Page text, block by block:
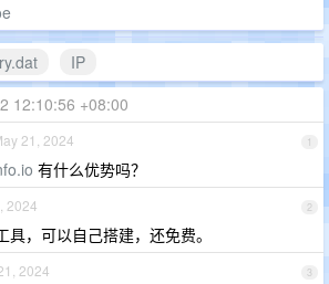
IP
12:10:56 +08:00
1
21, 2024
有什么优势吗？
2
2024
具，可以自己搭建，还免费。
3
2024